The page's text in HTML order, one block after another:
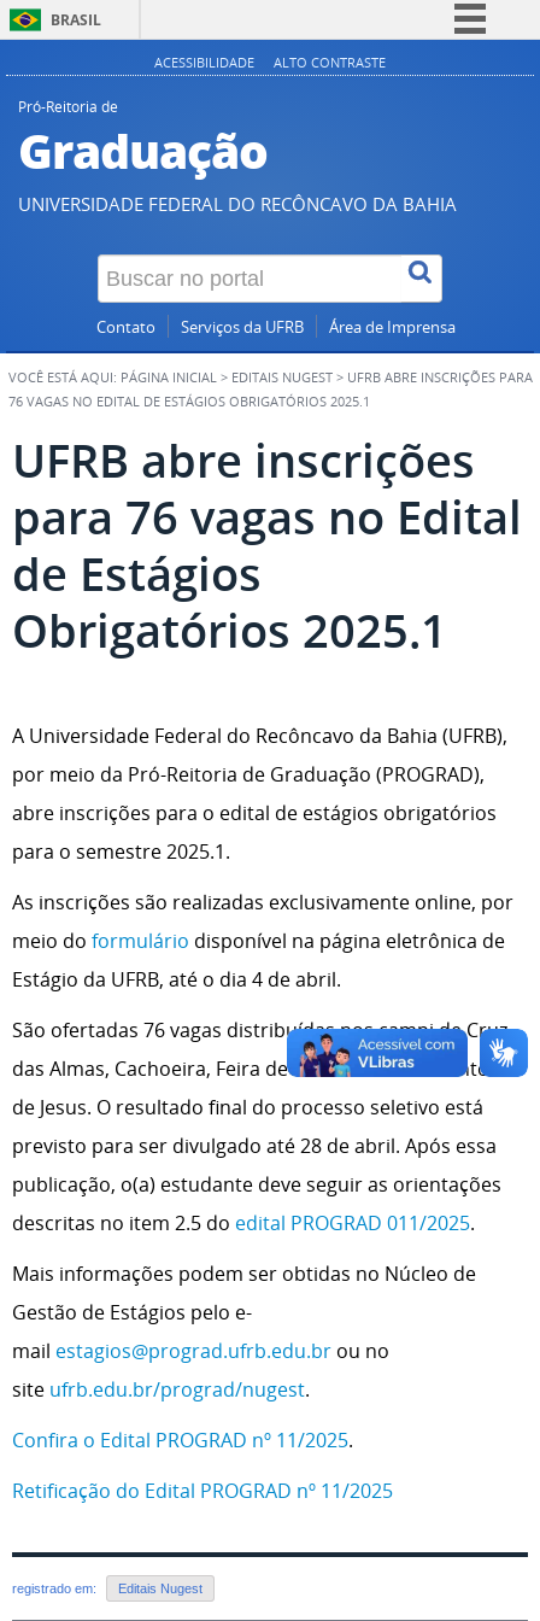
BRASIL
Simplifique!
Legislação
Canais
ACESSIBILIDADE ALTO CONTRASTE
Pró-Reitoria de
Graduação
UNIVERSIDADE FEDERAL DO RECÔNCAVO DA BAHIA
Contato Serviços da UFRB Área de Imprensa
VOCÊ ESTÁ AQUI: PÁGINA INICIAL > EDITAIS NUGEST > UFRB ABRE INSCRIÇÕES PARA
76 VAGAS NO EDITAL DE ESTÁGIOS OBRIGATÓRIOS 2025.1
UFRB abre inscrições
para 76 vagas no Edital
de Estágios
Obrigatórios 2025.1
A Universidade Federal do Recôncavo da Bahia (UFRB),
por meio da Pró-Reitoria de Graduação (PROGRAD),
abre inscrições para o edital de estágios obrigatórios
para o semestre 2025.1.
As inscrições são realizadas exclusivamente online, por
meio do formulário disponível na página eletrônica de
Estágio da UFRB, até o dia 4 de abril.
São ofertadas 76 vagas distribuídas nos campi de Cruz
das Almas, Cachoeira, Feira de Santana e Santo Antônio
de Jesus. O resultado final do processo seletivo está
previsto para ser divulgado até 28 de abril. Após essa
publicação, o(a) estudante deve seguir as orientações
descritas no item 2.5 do edital PROGRAD 011/2025.
Mais informações podem ser obtidas no Núcleo de
Gestão de Estágios pelo e-
mail estagios@prograd.ufrb.edu.br ou no
site ufrb.edu.br/prograd/nugest.
Confira o Edital PROGRAD nº 11/2025.
Retificação do Edital PROGRAD nº 11/2025
registrado em: Editais Nugest